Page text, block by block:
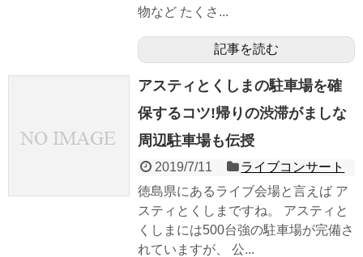
物など たくさ...
記事を読む
アスティとくしまの駐車場を確
保するコツ!帰りの渋滞がましな
周辺駐車場も伝授
2019/7/11
ライブコンサート
徳島県にあるライブ会場と言えば ア
スティとくしまですね。 アスティと
くしまには500台強の駐車場が完備さ
れていますが、 公...